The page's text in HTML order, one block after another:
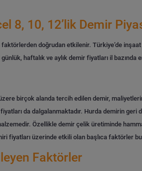
8, 10, 12’lik Demir
doğrudan etkilenir. Türkiye’de
haftalık ve aylık demir fiyatları il bazında
birçok alanda tercih edilen demir,
da dalgalanmaktadır. Hurda demirin
Özellikle demir çelik üretiminde
fiyatları üzerinde etkili olan başlıca faktörler
Faktörler